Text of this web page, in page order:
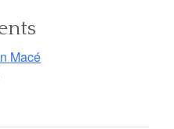
Macé